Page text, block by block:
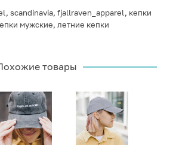
, scandinavia, fjallraven_apparel, кепки
мужские, летние кепки
товары